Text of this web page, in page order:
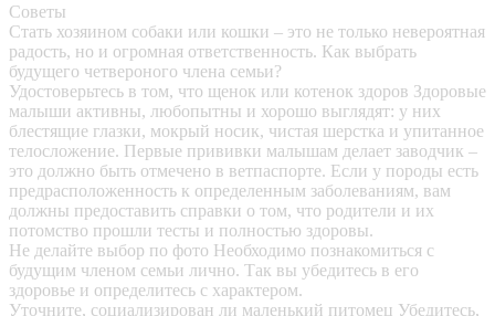
Советы
Стать хозяином собаки или кошки – это не только невероятная
радость, но и огромная ответственность. Как выбрать
будущего четвероного члена семьи?
Удостоверьтесь в том, что щенок или котенок здоров Здоровые
малыши активны, любопытны и хорошо выглядят: у них
блестящие глазки, мокрый носик, чистая шерстка и упитанное
телосложение. Первые прививки малышам делает заводчик –
это должно быть отмечено в ветпаспорте. Если у породы есть
предрасположенность к определенным заболеваниям, вам
должны предоставить справки о том, что родители и их
потомство прошли тесты и полностью здоровы.
Не делайте выбор по фото Необходимо познакомиться с
будущим членом семьи лично. Так вы убедитесь в его
здоровье и определитесь с характером.
Уточните, социализирован ли маленький питомец Убедитесь,